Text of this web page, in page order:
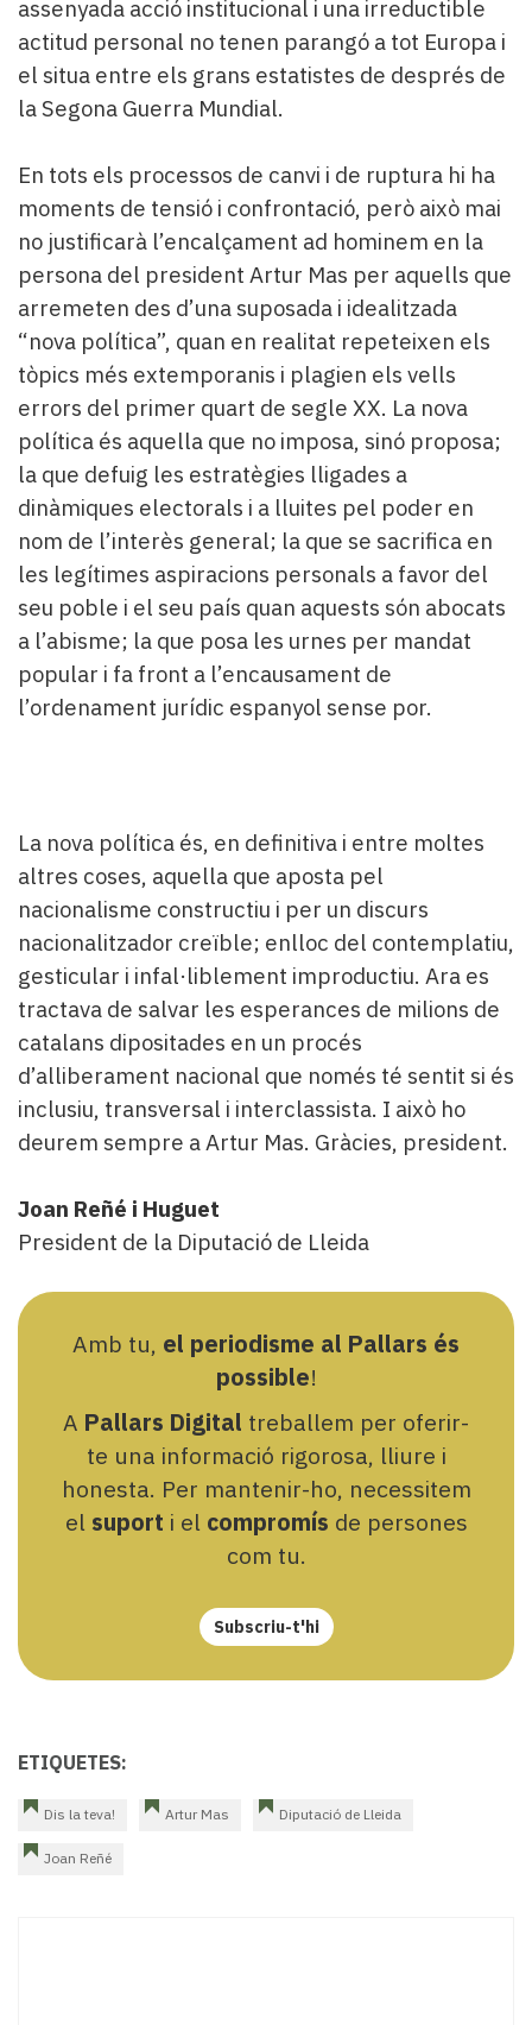
assenyada acció institucional i una irreductible
actitud personal no tenen parangó a tot Europa i
el situa entre els grans estatistes de després de
la Segona Guerra Mundial.
En tots els processos de canvi i de ruptura hi ha
moments de tensió i confrontació, però això mai
no justificarà l’encalçament ad hominem en la
persona del president Artur Mas per aquells que
arremeten des d’una suposada i idealitzada
“nova política”, quan en realitat repeteixen els
tòpics més extemporanis i plagien els vells
errors del primer quart de segle XX. La nova
política és aquella que no imposa, sinó proposa;
la que defuig les estratègies lligades a
dinàmiques electorals i a lluites pel poder en
nom de l’interès general; la que se sacrifica en
les legítimes aspiracions personals a favor del
seu poble i el seu país quan aquests són abocats
a l’abisme; la que posa les urnes per mandat
popular i fa front a l’encausament de
l’ordenament jurídic espanyol sense por.
La nova política és, en definitiva i entre moltes
altres coses, aquella que aposta pel
nacionalisme constructiu i per un discurs
nacionalitzador creïble; enlloc del contemplatiu,
gesticular i infal·liblement improductiu. Ara es
tractava de salvar les esperances de milions de
catalans dipositades en un procés
d’alliberament nacional que només té sentit si és
inclusiu, transversal i interclassista. I això ho
deurem sempre a Artur Mas. Gràcies, president.
Joan Reñé i Huguet
President de la Diputació de Lleida
Amb tu, el periodisme al Pallars és
possible!
A Pallars Digital treballem per oferir-
te una informació rigorosa, lliure i
honesta. Per mantenir-ho, necessitem
el suport i el compromís de persones
com tu.
Subscriu-t'hi
ETIQUETES:
Dis la teva! Artur Mas Diputació de Lleida
Joan Reñé